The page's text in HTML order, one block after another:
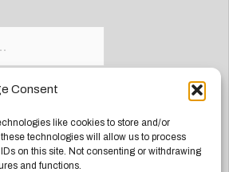
Consent
like cookies to store and/or
technologies will allow us to process
on this site. Not consenting or withdrawing
and functions.